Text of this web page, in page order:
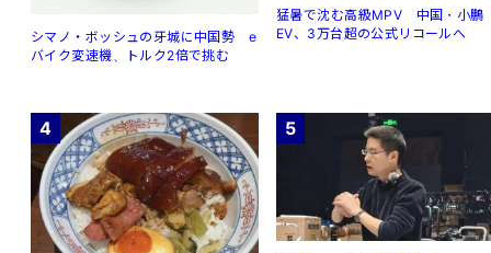
シマノ・ボッシュの牙城に中国勢 e
バイク変速機、トルク2倍で挑む
猛暑で沈む高級MPV 中国・小鵬
EV、3万台超の公式リコールへ
4 5